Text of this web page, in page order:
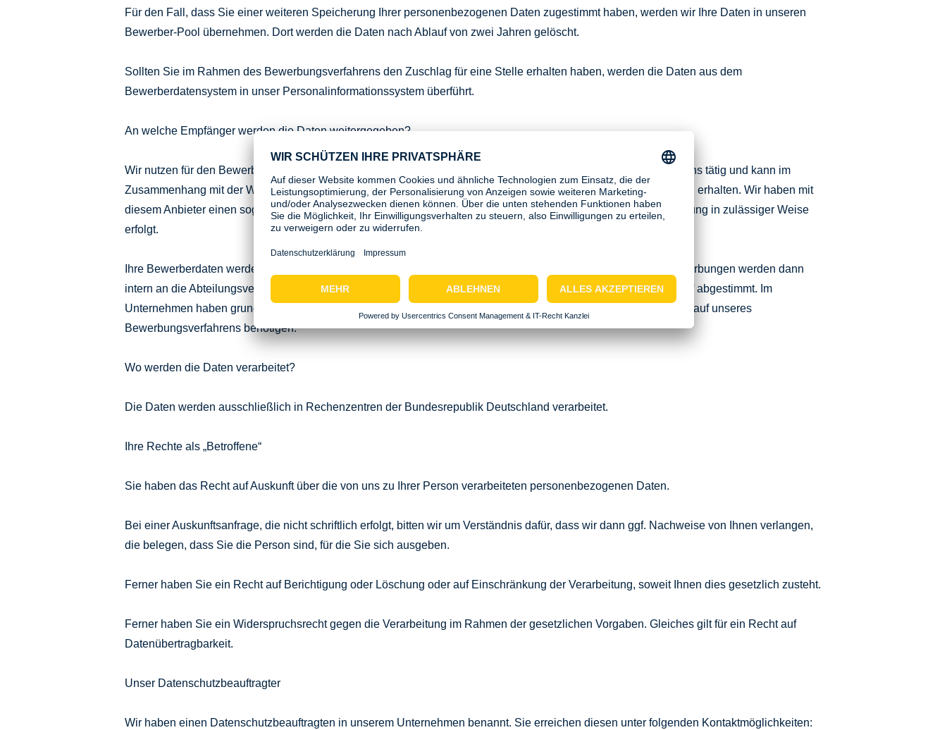
Für den Fall, dass Sie einer weiteren Speicherung Ihrer personenbezogenen Daten zugestimmt haben, werden wir Ihre Daten in unseren
Bewerber-Pool übernehmen. Dort werden die Daten nach Ablauf von zwei Jahren gelöscht.
Sollten Sie im Rahmen des Bewerbungsverfahrens den Zuschlag für eine Stelle erhalten haben, werden die Daten aus dem
Bewerberdatensystem in unser Personalinformationssystem überführt.
An welche Empfänger werden die Daten weitergegeben?
Wir nutzen für den Bewerbungsprozess einen spezialisierten Software-Anbieter. Dieser wird als Dienstleister für uns tätig und kann im
Zusammenhang mit der Wartung und Pflege der Systeme ggf. auch Kenntnis von Ihren personenbezogenen Daten erhalten. Wir haben mit
diesem Anbieter einen sog. Auftragsverarbeitungsvertrag abgeschlossen, der sicherstellt, dass die Datenverarbeitung in zulässiger Weise
erfolgt.
Ihre Bewerberdaten werden nach Eingang Ihrer Bewerbung von der Personalabteilung gesichtet. Geeignete Bewerbungen werden dann
intern an die Abteilungsverantwortlichen für die jeweils offene Position weitergeleitet. Dann wird der weitere Ablauf abgestimmt. Im
Unternehmen haben grundsätzlich nur die Personen Zugriff auf Ihre Daten, die dies für den ordnungsgemäßen Ablauf unseres
Bewerbungsverfahrens benötigen.
Wo werden die Daten verarbeitet?
Die Daten werden ausschließlich in Rechenzentren der Bundesrepublik Deutschland verarbeitet.
Ihre Rechte als „Betroffene“
Sie haben das Recht auf Auskunft über die von uns zu Ihrer Person verarbeiteten personenbezogenen Daten.
Bei einer Auskunftsanfrage, die nicht schriftlich erfolgt, bitten wir um Verständnis dafür, dass wir dann ggf. Nachweise von Ihnen verlangen,
die belegen, dass Sie die Person sind, für die Sie sich ausgeben.
Ferner haben Sie ein Recht auf Berichtigung oder Löschung oder auf Einschränkung der Verarbeitung, soweit Ihnen dies gesetzlich zusteht.
Ferner haben Sie ein Widerspruchsrecht gegen die Verarbeitung im Rahmen der gesetzlichen Vorgaben. Gleiches gilt für ein Recht auf
Datenübertragbarkeit.
Unser Datenschutzbeauftragter
Wir haben einen Datenschutzbeauftragten in unserem Unternehmen benannt. Sie erreichen diesen unter folgenden Kontaktmöglichkeiten: